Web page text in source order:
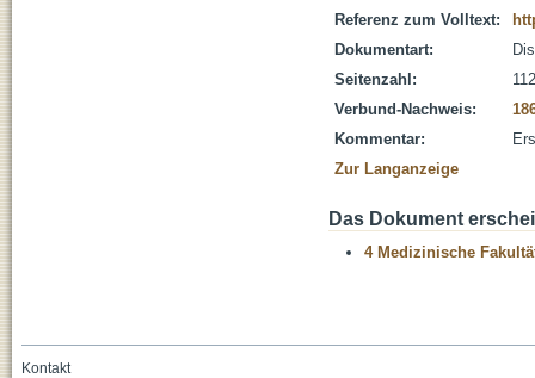
Referenz zum Volltext:
Dokumentart:
Seitenzahl:
Verbund-Nachweis:
Kommentar:
Zur Langanzeige
Das Dokument
4 Medizinische
Kontakt